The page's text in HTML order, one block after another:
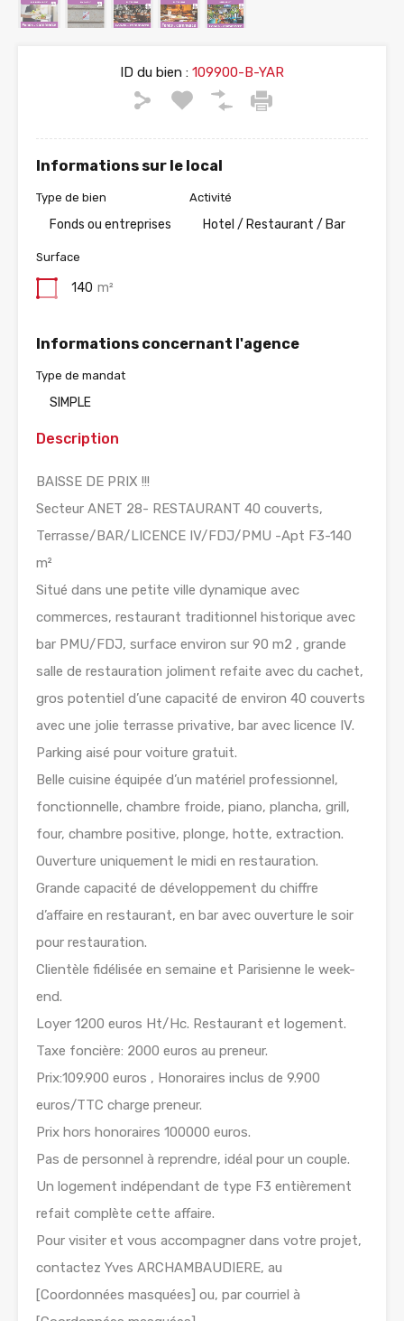
ID du bien : 109900-B-YAR
Informations sur le local
Type de bien
Fonds ou entreprises
Activité
Hotel / Restaurant / Bar
Surface
140 m²
Informations concernant l'agence
Type de mandat
SIMPLE
Description
BAISSE DE PRIX !!!
Secteur ANET 28- RESTAURANT 40 couverts,
Terrasse/BAR/LICENCE IV/FDJ/PMU -Apt F3-140
m²
Situé dans une petite ville dynamique avec
commerces, restaurant traditionnel historique avec
bar PMU/FDJ, surface environ sur 90 m2 , grande
salle de restauration joliment refaite avec du cachet,
gros potentiel d’une capacité de environ 40 couverts
avec une jolie terrasse privative, bar avec licence IV.
Parking aisé pour voiture gratuit.
Belle cuisine équipée d’un matériel professionnel,
fonctionnelle, chambre froide, piano, plancha, grill,
four, chambre positive, plonge, hotte, extraction.
Ouverture uniquement le midi en restauration.
Grande capacité de développement du chiffre
d’affaire en restaurant, en bar avec ouverture le soir
pour restauration.
Clientèle fidélisée en semaine et Parisienne le week-
end.
Loyer 1200 euros Ht/Hc. Restaurant et logement.
Taxe foncière: 2000 euros au preneur.
Prix:109.900 euros , Honoraires inclus de 9.900
euros/TTC charge preneur.
Prix hors honoraires 100000 euros.
Pas de personnel à reprendre, idéal pour un couple.
Un logement indépendant de type F3 entièrement
refait complète cette affaire.
Pour visiter et vous accompagner dans votre projet,
contactez Yves ARCHAMBAUDIERE, au
[Coordonnées masquées] ou, par courriel à